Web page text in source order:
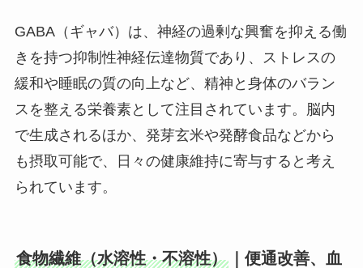
GABA（ギャバ）は、神経の過剰な興奮を抑える働
きを持つ抑制性神経伝達物質であり、ストレスの
緩和や睡眠の質の向上など、精神と身体のバラン
スを整える栄養素として注目されています。脳内
で生成されるほか、発芽玄米や発酵食品などから
も摂取可能で、日々の健康維持に寄与すると考え
られています。
食物繊維（水溶性・不溶性）｜便通改善、血